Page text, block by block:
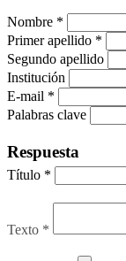
Nombre *
Primer apellido *
Segundo apellido
Institución
E-mail *
Palabras clave
Respuesta
Título *
Texto *